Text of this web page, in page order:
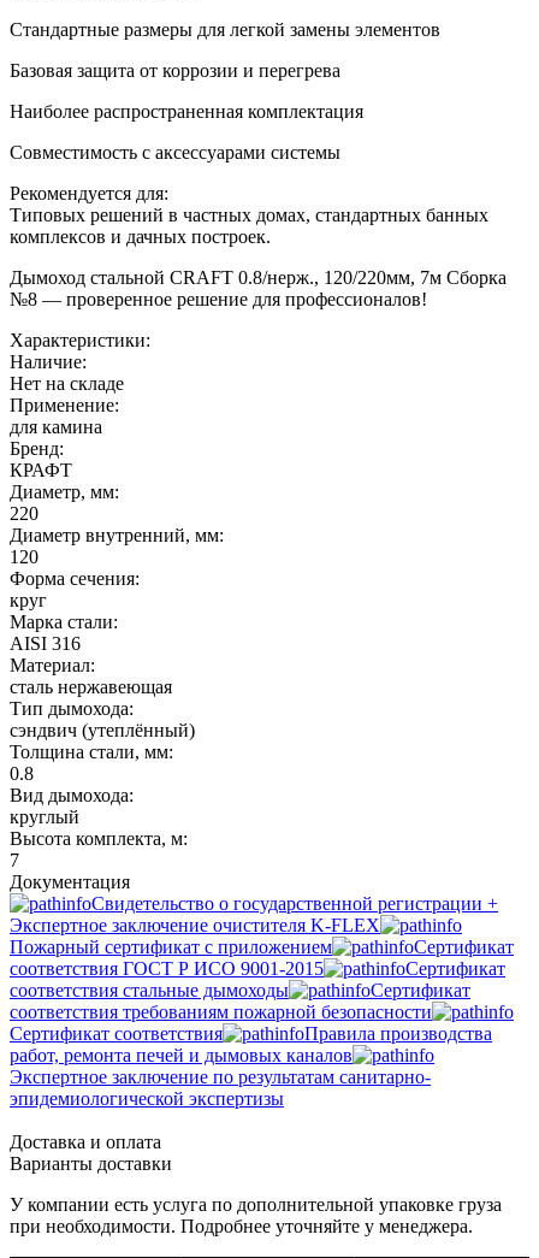
Стандартные размеры для легкой замены элементов
Базовая защита от коррозии и перегрева
Наиболее распространенная комплектация
Совместимость с аксессуарами системы
Рекомендуется для:
Типовых решений в частных домах, стандартных банных
комплексов и дачных построек.
Дымоход стальной CRAFT 0.8/нерж., 120/220мм, 7м Сборка
№8 — проверенное решение для профессионалов!
Характеристики:
Наличие:
Нет на складе
Применение:
для камина
Бренд:
КРАФТ
Диаметр, мм:
220
Диаметр внутренний, мм:
120
Форма сечения:
круг
Марка стали:
AISI 316
Материал:
сталь нержавеющая
Тип дымохода:
сэндвич (утеплённый)
Толщина стали, мм:
0.8
Вид дымохода:
круглый
Высота комплекта, м:
7
Документация
Свидетельство о государственной регистрации +
Экспертное заключение очистителя K-FLEX
Пожарный сертификат с приложением
Сертификат
соответствия ГОСТ Р ИСО 9001-2015
Сертификат
соответствия стальные дымоходы
Сертификат
соответствия требованиям пожарной безопасности
Сертификат соответствия
Правила производства
работ, ремонта печей и дымовых каналов
Экспертное заключение по результатам санитарно-
эпидемиологической экспертизы
Доставка и оплата
Варианты доставки
У компании есть услуга по дополнительной упаковке груза
при необходимости. Подробнее уточняйте у менеджера.